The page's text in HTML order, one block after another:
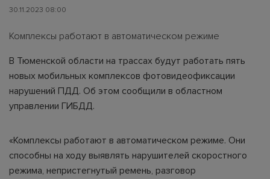
30.11.2023 08:00
Комплексы работают в автоматическом режиме
В Тюменской области на трассах будут работать пять
новых мобильных комплексов фотовидеофиксации
нарушений ПДД. Об этом сообщили в областном
управлении ГИБДД.
«Комплексы работают в автоматическом режиме. Они
способны на ходу выявлять нарушителей скоростного
режима, непристегнутый ремень, разговор